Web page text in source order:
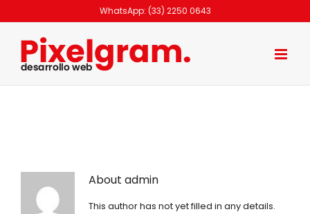
to
WhatsApp: (33) 2250 0643
About admin
This author has not yet filled in any details.